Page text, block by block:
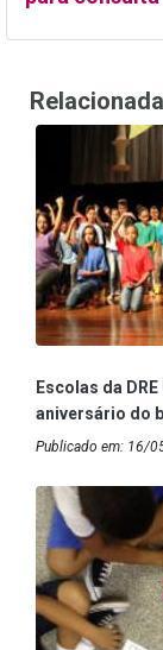
Escolas da
aniversário do
Publicado em: 16/